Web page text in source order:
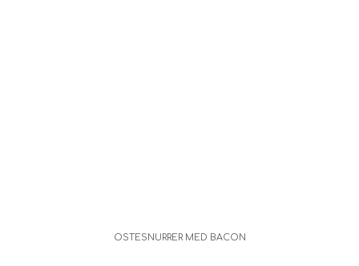
OSTESNURRER MED BACON